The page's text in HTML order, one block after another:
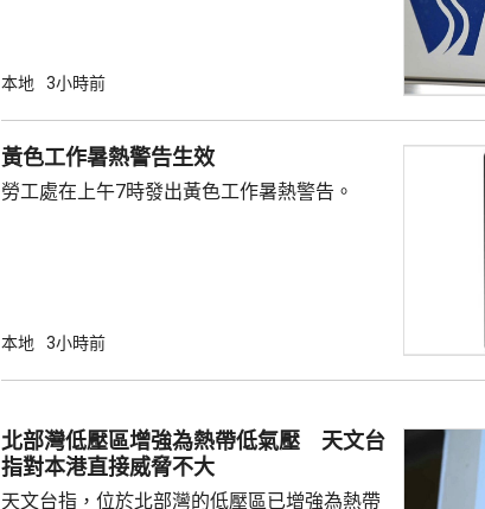
應於凌晨4時起陸續恢復正常。
本地 3小時前
黃色工作暑熱警告生效
勞工處在上午7時發出黃色工作暑熱警告。
本地 3小時前
北部灣低壓區增強為熱帶低氣壓 天文台
指對本港直接威脅不大
天文台指，位於北部灣的低壓區已增強為熱帶